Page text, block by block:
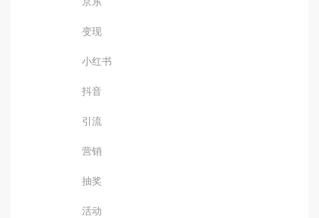
变现
小红书
抖音
引流
营销
抽奖
活动